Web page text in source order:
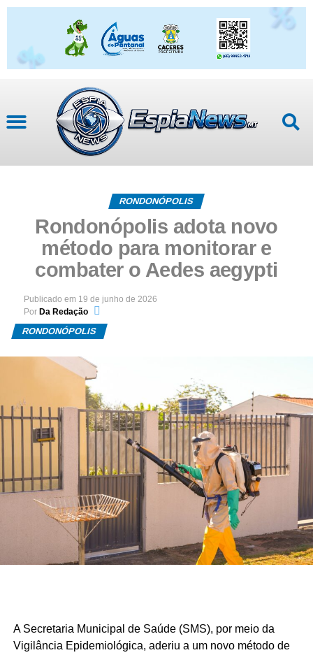
RONDONÓPOLIS
Rondonópolis adota novo
método para monitorar e
combater o Aedes aegypti
Publicado em 19 de junho de 2026
Por Da Redação
RONDONÓPOLIS
A Secretaria Municipal de Saúde (SMS), por meio da
Vigilância Epidemiológica, aderiu a um novo método de